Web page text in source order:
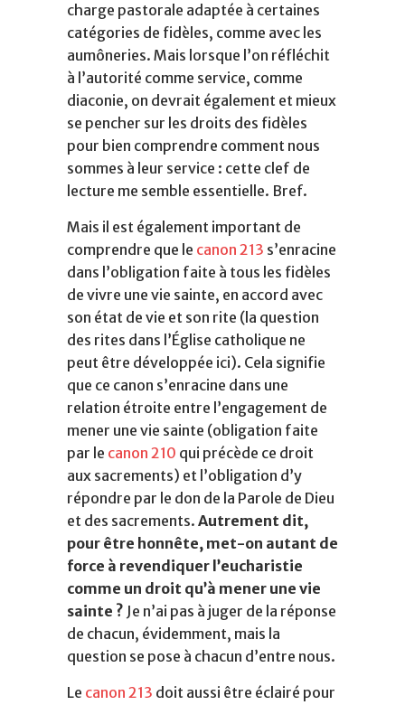
charge pastorale adaptée à certaines
catégories de fidèles, comme avec les
aumôneries. Mais lorsque l’on réfléchit
à l’autorité comme service, comme
diaconie, on devrait également et mieux
se pencher sur les droits des fidèles
pour bien comprendre comment nous
sommes à leur service : cette clef de
lecture me semble essentielle. Bref.
Mais il est également important de
comprendre que le canon 213 s’enracine
dans l’obligation faite à tous les fidèles
de vivre une vie sainte, en accord avec
son état de vie et son rite (la question
des rites dans l’Église catholique ne
peut être développée ici). Cela signifie
que ce canon s’enracine dans une
relation étroite entre l’engagement de
mener une vie sainte (obligation faite
par le canon 210 qui précède ce droit
aux sacrements) et l’obligation d’y
répondre par le don de la Parole de Dieu
et des sacrements. Autrement dit,
pour être honnête, met-on autant de
force à revendiquer l’eucharistie
comme un droit qu’à mener une vie
sainte ? Je n’ai pas à juger de la réponse
de chacun, évidemment, mais la
question se pose à chacun d’entre nous.
Le canon 213 doit aussi être éclairé pour